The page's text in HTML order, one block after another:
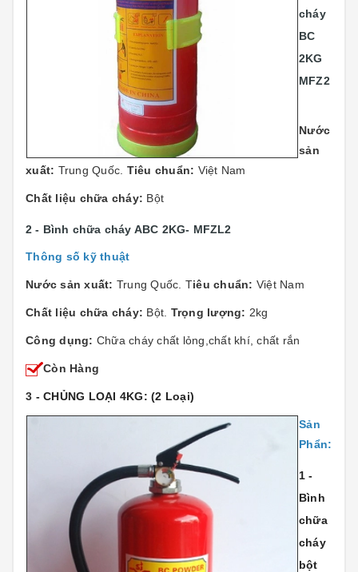
cháy
BC
2KG
MFZ2
Nước
sản
xuất: Trung Quốc. Tiêu chuẩn: Việt Nam
Chất liệu chữa cháy: Bột
2 - Bình chữa cháy ABC 2KG- MFZL2
Thông số kỹ thuật
Nước sản xuất: Trung Quốc. Tiêu chuẩn: Việt Nam
Chất liệu chữa cháy: Bột. Trọng lượng: 2kg
Công dụng: Chữa cháy chất lỏng,chất khí, chất rắn
Còn Hàng
3 - CHỦNG LOẠI 4KG: (2 Loại)
Sản
Phẩn:
1 -
Bình
chữa
cháy
bột